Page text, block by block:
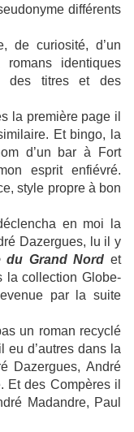
différents
de curiosité, d’un
identiques
des titres et des
la première page il
Et bingo, la
d’un bar à Fort
esprit enfiévré.
style propre à bon
en moi la
Dazergues, lu il y
du Grand Nord et
la collection Globe-
par la suite
un roman recyclé
eu d’autres dans la
Dazergues, André
Et des Compères il
Madandre, Paul